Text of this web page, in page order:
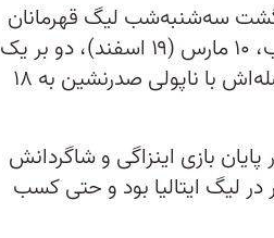
سه‌شنبه‌شب لیگ قهرمانان
مقابل پورتو، وضعیتی بحرانی دارد. اینتر جمعه‌شب، ۱۰ مارس (۱۹ اسفند)، دو بر یک
مقابل اسپتزیای پایین‌جدولی شکست خورد تا فاصله‌اش با ناپولی صدرنشین به ۱۸
بازی اینزاگی و شاگردانش
لیگ ایتالیا بود و حتی کسب